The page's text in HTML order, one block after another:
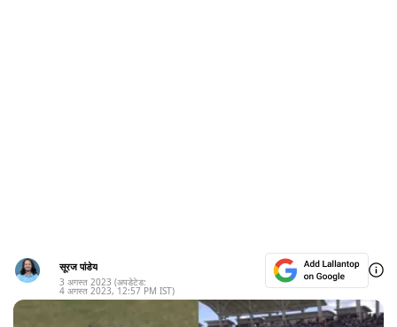
सूरज पांडेय
3 अगस्त 2023 (अपडेटेड:
4 अगस्त 2023, 12:57 PM IST)